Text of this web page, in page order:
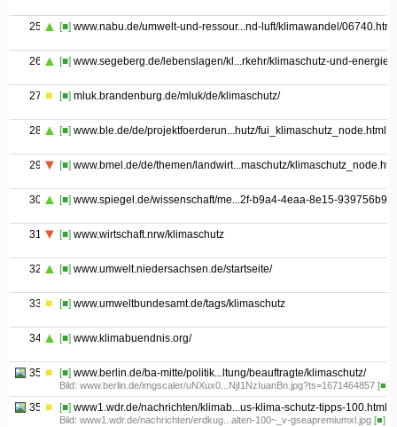
25 [■] www.nabu.de/umwelt-und-ressour...nd-luft/klimawandel/06740.html
26 [■] www.segeberg.de/lebenslagen/kl...rkehr/klimaschutz-und-energie/
27 [■] mluk.brandenburg.de/mluk/de/klimaschutz/
28 [■] www.ble.de/de/projektfoerderun...hutz/fui_klimaschutz_node.html
29 [■] www.bmel.de/de/themen/landwirt...maschutz/
30 [■] www.spiegel.de/wissenschaft/me...2f-b9a4-4eaa-8e15-
31 [■] www.wirtschaft.nrw/klimaschutz
32 [■] www.umwelt.niedersachsen.de/startseite/
33 [■] www.umweltbundesamt.de/tags/klimaschutz
34 [■] www.klimabuendnis.org/
35.01 [■] www.berlin.de/ba-mitte/politik...ltung/beauftragte/klimaschutz/
Bild: www.berlin.de/imgscaler/uNXux0...NjI1NzIuanBn.jpg?ts=1671464857 [■]
35.02 [■] www1.wdr.de/nachrichten/klimab...us-klima-schutz-tipps-100.html
Bild: www1.wdr.de/nachrichten/erdkug...alten-100~_v-gseapremiumxl.jpg [■]